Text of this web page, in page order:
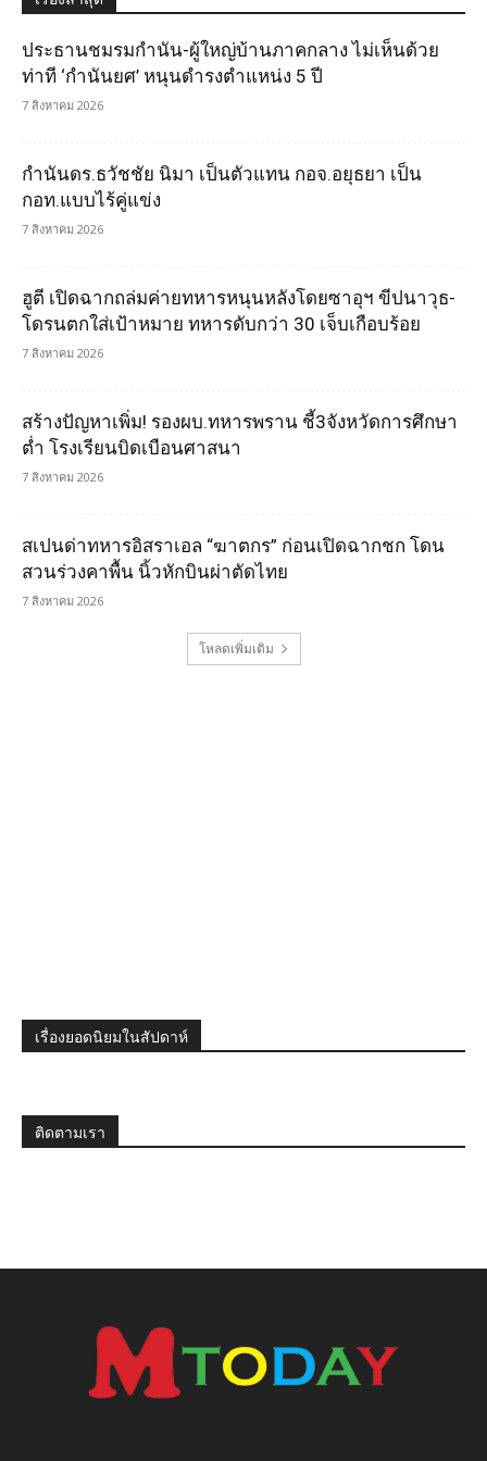
ประธานชมรมกำนัน-ผู้ใหญ่บ้านภาคกลาง ไม่เห็นด้วย
ท่าที ‘กำนันยศ’ หนุนดำรงตำแหน่ง 5 ปี
7 สิงหาคม 2026
กำนันดร.ธวัชชัย นิมา เป็นตัวแทน กอจ.อยุธยา เป็น
กอท.แบบไร้คู่แข่ง
7 สิงหาคม 2026
ฮูตี เปิดฉากถล่มค่ายทหารหนุนหลังโดยซาอุฯ ขีปนาวุธ-
โดรนตกใส่เป้าหมาย ทหารดับกว่า 30 เจ็บเกือบร้อย
7 สิงหาคม 2026
สร้างปัญหาเพิ่ม! รองผบ.ทหารพราน ชี้3จังหวัดการศึกษา
ต่ำ โรงเรียนบิดเบือนศาสนา
7 สิงหาคม 2026
สเปนด่าทหารอิสราเอล “ฆาตกร” ก่อนเปิดฉากชก โดน
สวนร่วงคาพื้น นิ้วหักบินผ่าตัดไทย
7 สิงหาคม 2026
โหลดเพิ่มเติม
เรื่องยอดนิยมในสัปดาห์
ติดตามเรา